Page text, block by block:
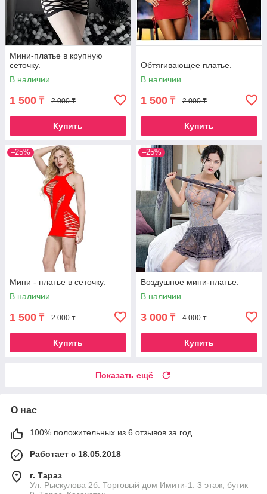
Мини-платье в крупную
сеточку.
В наличии
1 500 ₸ 2 000 ₸
Купить
Обтягивающее платье.
В наличии
1 500 ₸ 2 000 ₸
Купить
–25%
Мини - платье в сеточку.
В наличии
1 500 ₸ 2 000 ₸
Купить
–25%
Воздушное мини-платье.
В наличии
3 000 ₸ 4 000 ₸
Купить
Показать ещё
О нас
100% положительных из 6 отзывов за год
Работает с 18.05.2018
г. Тараз
Ул. Рыскулова 2б. Торговый дом Имити-1. 3 этаж, бутик